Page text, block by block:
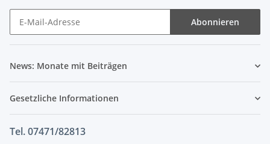
Abonnieren
News: Monate mit Beiträgen
Gesetzliche Informationen
Tel. 07471/82813